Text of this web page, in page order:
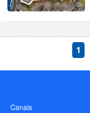
1
Canais